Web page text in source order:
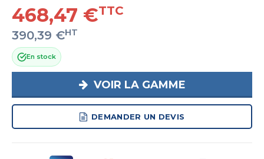
468,47 €TTC
390,39 €HT
En stock
VOIR LA GAMME
DEMANDER UN DEVIS